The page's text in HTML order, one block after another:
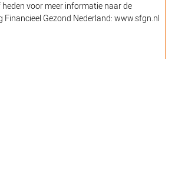
voor meer informatie naar de
Gezond Nederland: www.sfgn.nl